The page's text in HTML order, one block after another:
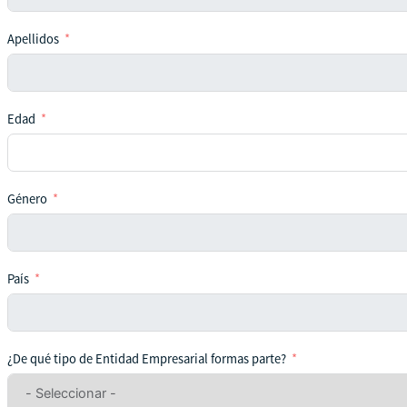
Apellidos
Edad
Género
País
¿De qué tipo de Entidad Empresarial formas parte?